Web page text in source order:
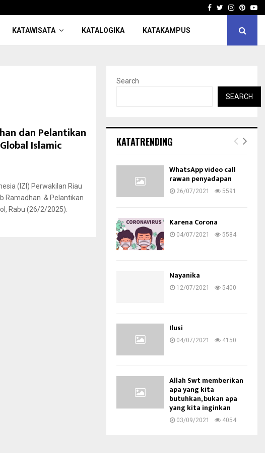
Facebook
Twitter
KATAWISATA KATALOGIKA KATAKAMPUS
dan Pelantikan
Islamic
(IZI) Perwakilan Riau
Ramadhan & Pelantikan
Rabu (26/2/2025).
Search
SEARCH
KATATRENDING
WhatsApp video call
rawan penyadapan
26/07/2021 5591
Karena Corona
04/07/2021 5584
Nayanika
12/07/2021 5400
Ilusi
04/07/2021 4150
Allah Swt memberikan
apa yang kita
butuhkan, bukan apa
yang kita inginkan
03/09/2021 4054